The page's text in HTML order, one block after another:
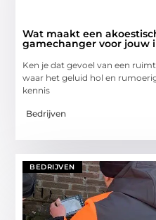
Wat maakt een
gamechanger voor jouw
Ken je dat gevoel van een
waar het geluid hol en
kennis
Bedrijven
BEDRIJVEN